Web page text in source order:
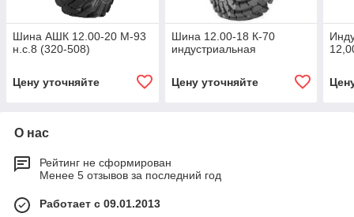
Шина АШК 12.00-20 М-93
н.с.8 (320-508)
Цену уточняйте
Шина 12.00-18 К-70
индустриальная
Цену уточняйте
О нас
Рейтинг не сформирован
Менее 5 отзывов за последний год
Работает с 09.01.2013